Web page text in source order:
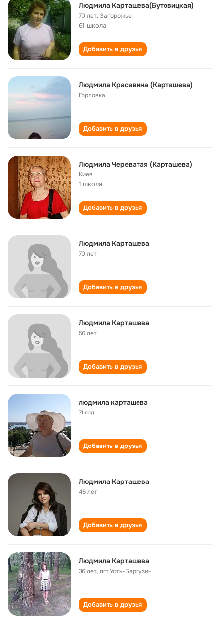
Людмила Карташева(Бутовицкая)
70 лет,Запорожье
61 школа
Добавить в друзья
Людмила Красавина (Карташева)
Горловка
Добавить в друзья
Людмила Череватая (Карташева)
Киев
1 школа
Добавить в друзья
Людмила Карташева
70 лет
Добавить в друзья
Людмила Карташева
56 лет
Добавить в друзья
людмила карташева
71 год
Добавить в друзья
Людмила Карташева
46 лет
Добавить в друзья
Людмила Карташева
36 лет,пгт Усть-Баргузин
Добавить в друзья